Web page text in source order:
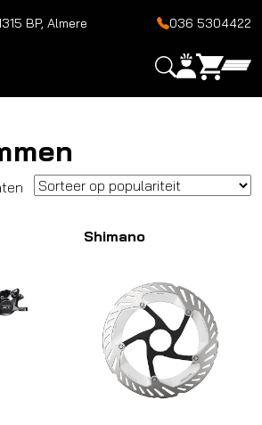
BP, Almere 036 5304422
Gesorteerd
populariteitShimano